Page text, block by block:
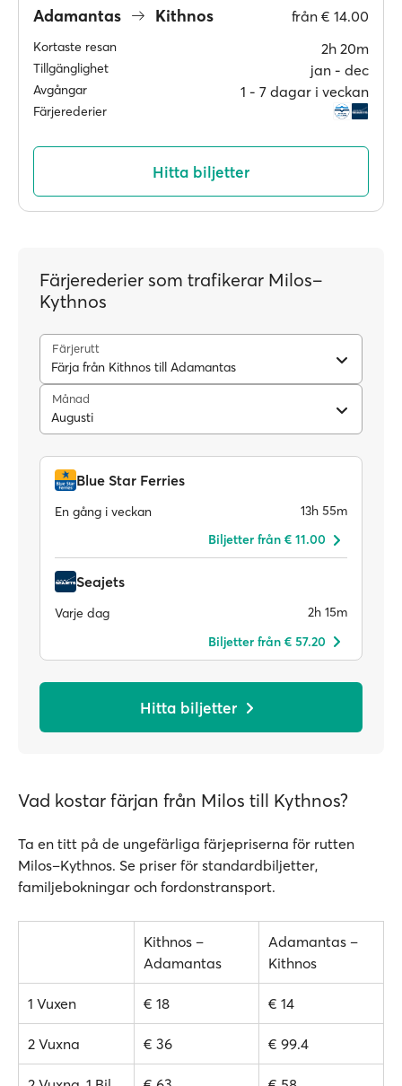
Adamantas Kithnos från € 14.00
Kortaste resan 2h 20m
Tillgänglighet jan ‐ dec
Avgångar 1 ‐ 7 dagar i veckan
Färjerederier
Hitta biljetter
Färjerederier som trafikerar Milos–
Kythnos
Färjerutt
Färja från Kithnos till Adamantas
Månad
Augusti
Blue Star Ferries
En gång i veckan
13h 55m
Biljetter från € 11.00
Seajets
Varje dag
2h 15m
Biljetter från € 57.20
Hitta biljetter
Vad kostar färjan från Milos till Kythnos?
Ta en titt på de ungefärliga färjepriserna för rutten
Milos–Kythnos. Se priser för standardbiljetter,
familjebokningar och fordonstransport.
Kithnos –
Adamantas
Adamantas –
Kithnos
1 Vuxen € 18 € 14
2 Vuxna € 36 € 99.4